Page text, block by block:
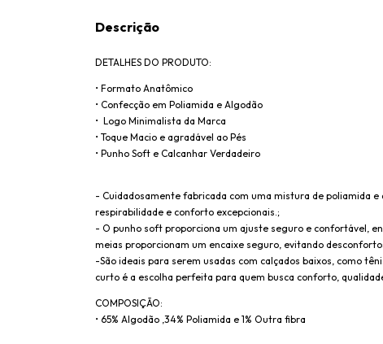
Descrição
DETALHES DO PRODUTO:
• Formato Anatômico
• Confecção em Poliamida e Algodão
• Logo Minimalista da Marca
• Toque Macio e agradável ao Pés
• Punho Soft e Calcanhar Verdadeiro
- Cuidadosamente fabricada com uma mistura de poliamida
respirabilidade e conforto excepcionais.;
- O punho soft proporciona um ajuste seguro e confortável,
meias proporcionam um encaixe seguro, evitando
-São ideais para serem usadas com calçados baixos, como
curto é a escolha perfeita para quem busca conforto,
COMPOSIÇÃO:
• 65% Algodão ,34% Poliamida e 1% Outra fibra